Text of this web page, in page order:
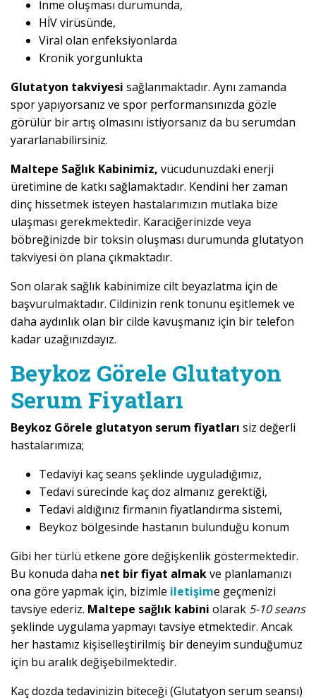
İnme oluşması durumunda,
HİV virüsünde,
Viral olan enfeksiyonlarda
Kronik yorgunlukta
Glutatyon takviyesi sağlanmaktadır. Aynı zamanda
spor yapıyorsanız ve spor performansınızda gözle
görülür bir artış olmasını istiyorsanız da bu serumdan
yararlanabilirsiniz.
Maltepe Sağlık Kabinimiz, vücudunuzdaki enerji
üretimine de katkı sağlamaktadır. Kendini her zaman
dinç hissetmek isteyen hastalarımızın mutlaka bize
ulaşması gerekmektedir. Karaciğerinizde veya
böbreğinizde bir toksin oluşması durumunda glutatyon
takviyesi ön plana çıkmaktadır.
Son olarak sağlık kabinimize cilt beyazlatma için de
başvurulmaktadır. Cildinizin renk tonunu eşitlemek ve
daha aydınlık olan bir cilde kavuşmanız için bir telefon
kadar uzağınızdayız.
Beykoz Görele Glutatyon
Serum Fiyatları
Beykoz Görele glutatyon serum fiyatları siz değerli
hastalarımıza;
Tedaviyi kaç seans şeklinde uyguladığımız,
Tedavi sürecinde kaç doz almanız gerektiği,
Tedavi aldığınız firmanın fiyatlandırma sistemi,
Beykoz bölgesinde hastanın bulunduğu konum
Gibi her türlü etkene göre değişkenlik göstermektedir.
Bu konuda daha net bir fiyat almakve planlamanızı
ona göre yapmak için, bizimle iletişime geçmenizi
tavsiye ederiz. Maltepe sağlık kabini olarak 5-10 seans
şeklinde uygulama yapmayı tavsiye etmektedir. Ancak
her hastamız kişiselleştirilmiş bir deneyim sunduğumuz
için bu aralık değişebilmektedir.
Kaç dozda tedavinizin biteceği (Glutatyon serum seansı)